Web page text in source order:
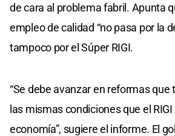
de cara al problema fabril. Apunta
empleo de calidad “no pasa por la
tampoco por el Súper RIGI.
“Se debe avanzar en reformas que
las mismas condiciones que el
economía”, sugiere el informe. El